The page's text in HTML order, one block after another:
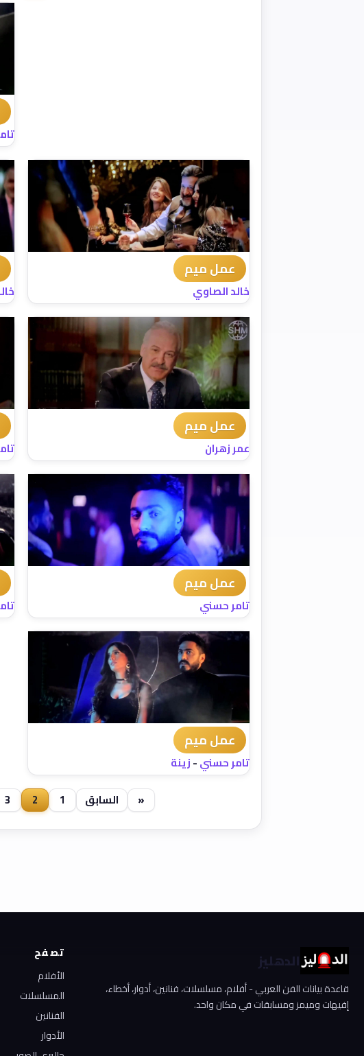
عمل ميم
خالد الصاوي
عمل ميم
عمر زهران
عمل ميم
تامر حسني
عمل ميم
تامر حسني-زينة
«
السابق 1
2
3
الدهليز
قاعدة بيانات الفن العربي - أفلام، مسلسلات، فنانين، أدوار، أخطاء،
إفيهات وميمز ومسابقات في مكان واحد.
تصفح
الأفلام
المسلسلات
الفنانين
الأدوار